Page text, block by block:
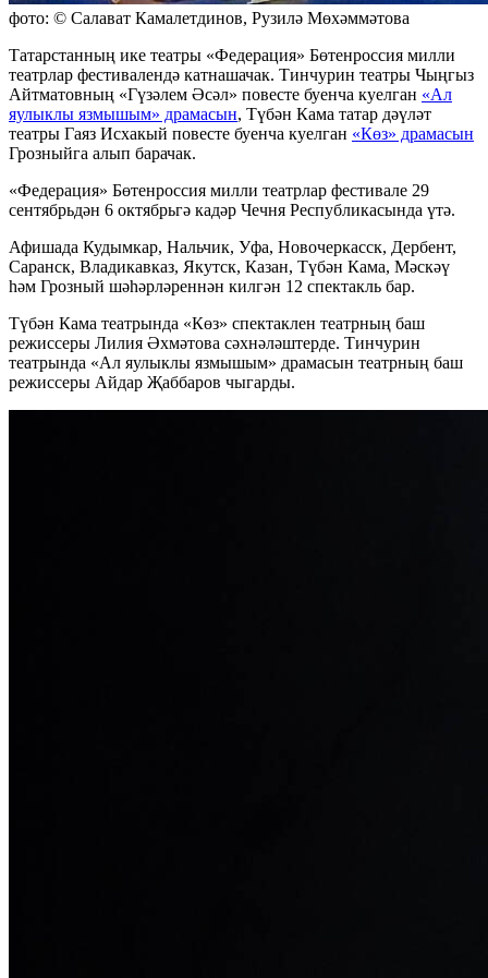
фото: © Салават Камалетдинов, Рузилә Мөхәммәтова
Татарстанның ике театры «Федерация» Бөтенроссия милли
театрлар фестивалендә катнашачак. Тинчурин театры Чыңгыз
Айтматовның «Гүзәлем Әсәл» повесте буенча куелган «Ал
яулыклы язмышым» драмасын, Түбән Кама татар дәүләт
театры Гаяз Исхакый повесте буенча куелган «Көз» драмасын
Грозныйга алып барачак.
«Федерация» Бөтенроссия милли театрлар фестивале 29
сентябрьдән 6 октябрьгә кадәр Чечня Республикасында үтә.
Афишада Кудымкар, Нальчик, Уфа, Новочеркасск, Дербент,
Саранск, Владикавказ, Якутск, Казан, Түбән Кама, Мәскәү
һәм Грозный шәһәрләреннән килгән 12 спектакль бар.
Түбән Кама театрында «Көз» спектаклен театрның баш
режиссеры Лилия Әхмәтова сәхнәләштерде. Тинчурин
театрында «Ал яулыклы язмышым» драмасын театрның баш
режиссеры Айдар Җаббаров чыгарды.